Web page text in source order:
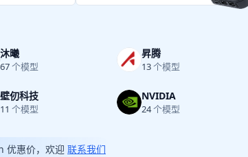
沐曦
67个模型
昇腾
13个模型
壁仞科技
11 个模型
NVIDIA
24个模型
优惠价，欢迎 联系我们